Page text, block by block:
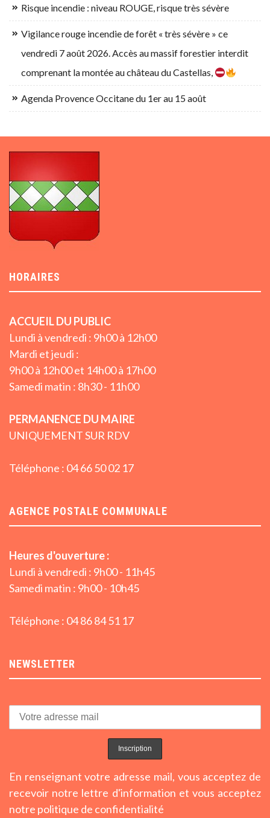
Risque incendie : niveau ROUGE, risque très sévère
Vigilance rouge incendie de forêt « très sévère » ce
vendredi 7 août 2026. Accès au massif forestier interdit
comprenant la montée au château du Castellas,
Agenda Provence Occitane du 1er au 15 août
HORAIRES
ACCUEIL DU PUBLIC
Lundi à vendredi : 9h00 à 12h00
Mardi et jeudi :
9h00 à 12h00 et 14h00 à 17h00
Samedi matin : 8h30 - 11h00
PERMANENCE DU MAIRE
UNIQUEMENT SUR RDV
Téléphone : 04 66 50 02 17
AGENCE POSTALE COMMUNALE
Heures d'ouverture :
Lundi à vendredi : 9h00 - 11h45
Samedi matin : 9h00 - 10h45
Téléphone : 04 86 84 51 17
NEWSLETTER
En renseignant votre adresse mail, vous acceptez de
recevoir notre lettre d'information et vous acceptez
notre politique de confidentialité